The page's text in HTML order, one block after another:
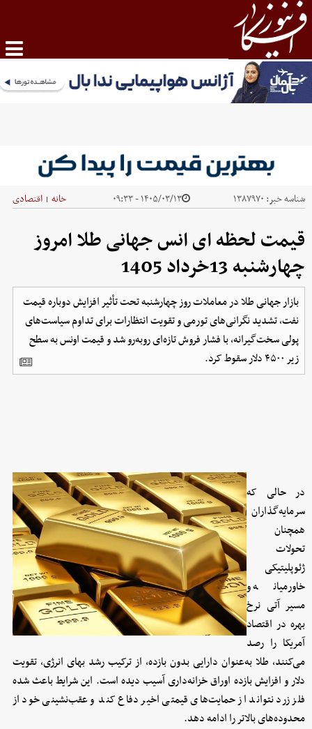
شناسه خبر: ۱۳۸۷۹۷۰ ۱۴۰۵/۰۳/۱۳ - ۰۹:۳۳ خانه | اقتصادی
قیمت لحظه ای انس جهانی طلا امروز
چهارشنبه 13خرداد 1405
بازار جهانی طلا در معاملات روز چهارشنبه تحت تأثیر افزایش دوباره قیمت
نفت، تشدید نگرانی‌های تورمی و تقویت انتظارات برای تداوم سیاست‌های
پولی سخت‌گیرانه، با فشار فروش تازه‌ای روبه‌رو شد و قیمت اونس به سطح
زیر ۴۵۰۰ دلار سقوط کرد.
در حالی که
سرمایه‌گذاران
همچنان
تحولات
ژئوپلیتیکی
خاورمیانه و
مسیر آتی نرخ
بهره در اقتصاد
آمریکا را رصد
می‌کنند، طلا به‌عنوان دارایی بدون بازده، از ترکیب رشد بهای انرژی، تقویت
دلار و افزایش بازده اوراق خزانه‌داری آسیب دیده است. این شرایط باعث شده
فلز زرد نتواند از حمایت‌های قیمتی اخیر دفاع کند و عقب‌نشینی خود از
محدوده‌های بالاتر را ادامه دهد.